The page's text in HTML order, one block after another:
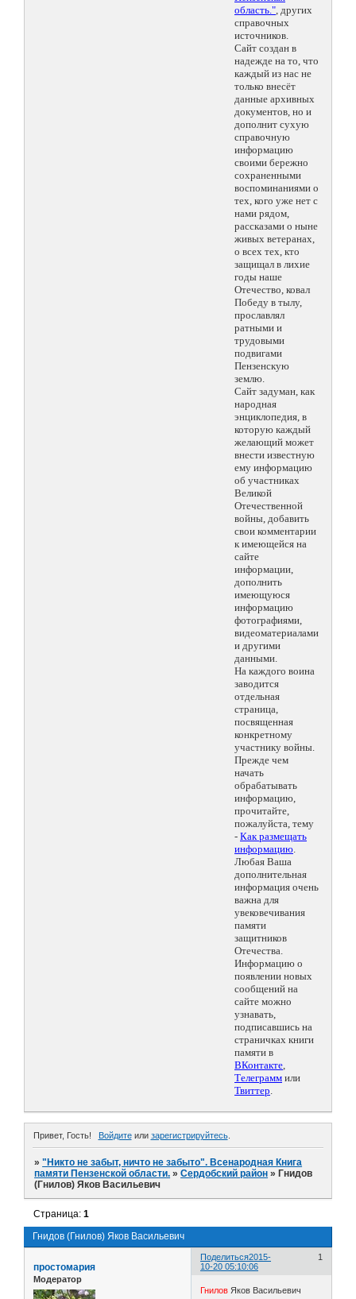
область.", других
справочных
источников.
Сайт создан в
надежде на то, что
каждый из нас не
только внесёт
данные архивных
документов, но и
дополнит сухую
справочную
информацию
своими бережно
сохраненными
воспоминаниями о
тех, кого уже нет с
нами рядом,
рассказами о ныне
живых ветеранах,
о всех тех, кто
защищал в лихие
годы наше
Отечество, ковал
Победу в тылу,
прославлял
ратными и
трудовыми
подвигами
Пензенскую
землю.
Сайт задуман, как
народная
энциклопедия, в
которую каждый
желающий может
внести известную
ему информацию
об участниках
Великой
Отечественной
войны, добавить
свои комментарии
к имеющейся на
сайте
информации,
дополнить
имеющуюся
информацию
фотографиями,
видеоматериалами
и другими
данными.
На каждого воина
заводится
отдельная
страница,
посвященная
конкретному
участнику войны.
Прежде чем
начать
обрабатывать
информацию,
прочитайте,
пожалуйста, тему
- Как размещать
информацию.
Любая Ваша
дополнительная
информация очень
важна для
увековечивания
памяти
защитников
Отечества.
Информацию о
появлении новых
сообщений на
сайте можно
узнавать,
подписавшись на
страничках книги
памяти в
ВКонтакте,
Телеграмм или
Твиттер.
Привет, Гость! Войдитеили зарегистрируйтесь.
»"Никто не забыт, ничто не забыто". Всенародная Книга
памяти Пензенской области. »Сердобский район » Гнидов
(Гнилов) Яков Васильевич
Гнидов (Гнилов) Яков Васильевич
Страница:1
Поделиться 1
2015-
10-20 05:10:06
простомария
Модератор
Гнилов Яков Васильевич